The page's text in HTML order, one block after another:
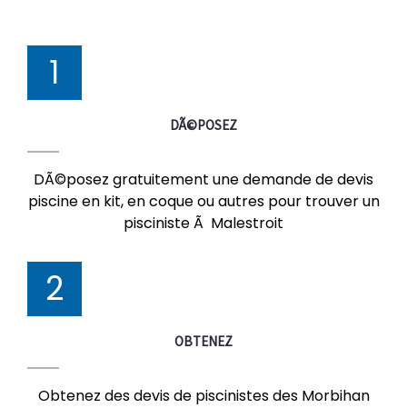
1
DÃ©POSEZ
DÃ©posez gratuitement une demande de devis
piscine en kit, en coque ou autres pour trouver un
pisciniste Ã Malestroit
2
OBTENEZ
Obtenez des devis de piscinistes des Morbihan